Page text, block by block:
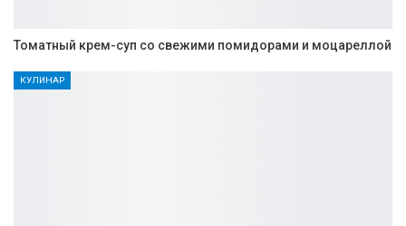
Томатный крем-суп со свежими помидорами и моцареллой
КУЛИНАР